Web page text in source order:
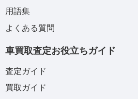
用語集
よくある質問
車買取査定お役立ちガイド
査定ガイド
買取ガイド